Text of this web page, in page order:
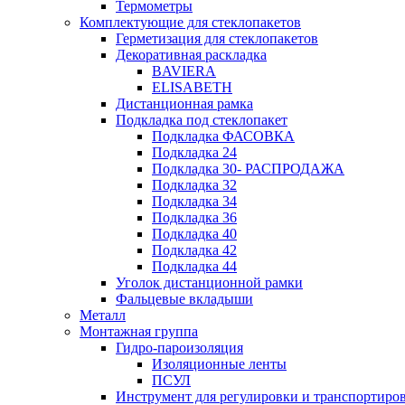
Термометры
Комплектующие для стеклопакетов
Герметизация для стеклопакетов
Декоративная раскладка
BAVIERA
ELISABETH
Дистанционная рамка
Подкладка под стеклопакет
Подкладка ФАСОВКА
Подкладка 24
Подкладка 30- РАСПРОДАЖА
Подкладка 32
Подкладка 34
Подкладка 36
Подкладка 40
Подкладка 42
Подкладка 44
Уголок дистанционной рамки
Фальцевые вкладыши
Металл
Монтажная группа
Гидро-пароизоляция
Изоляционные ленты
ПСУЛ
Инструмент для регулировки и